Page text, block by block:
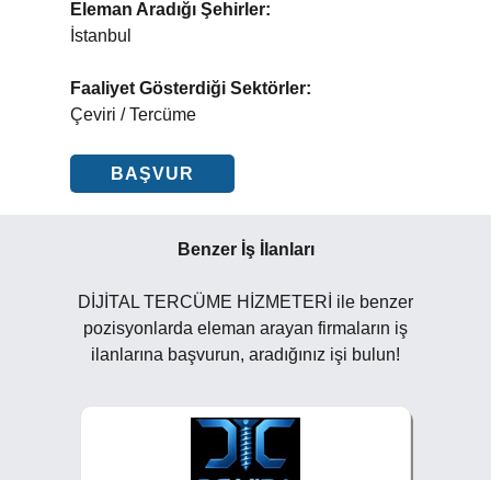
Eleman Aradığı Şehirler:
İstanbul
Faaliyet Gösterdiği Sektörler:
Çeviri / Tercüme
BAŞVUR
Benzer İş İlanları
DİJİTAL TERCÜME HİZMETERİ ile benzer
pozisyonlarda eleman arayan firmaların iş
ilanlarına başvurun, aradığınız işi bulun!